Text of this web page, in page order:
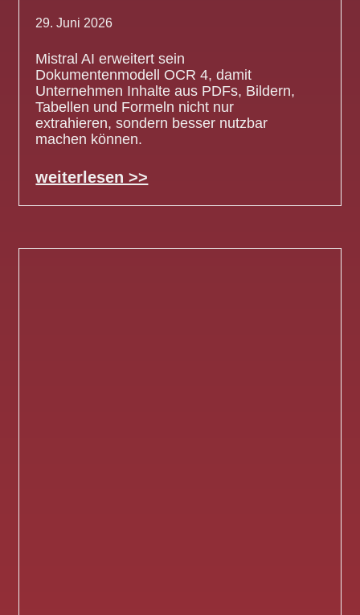
29. Juni 2026
Mistral AI erweitert sein
Dokumentenmodell OCR 4, damit
Unternehmen Inhalte aus PDFs, Bildern,
Tabellen und Formeln nicht nur
extrahieren, sondern besser nutzbar
machen können.
weiterlesen >>